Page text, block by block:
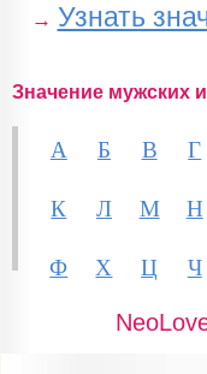
→ Узнать
Значение мужских
А Б В Г
К
Л М Н
Ф
Х Ц Ч